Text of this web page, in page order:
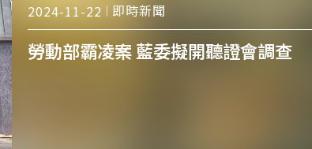
2024-11-22 即時新聞
勞動部霸凌案 藍委擬開聽證會調查